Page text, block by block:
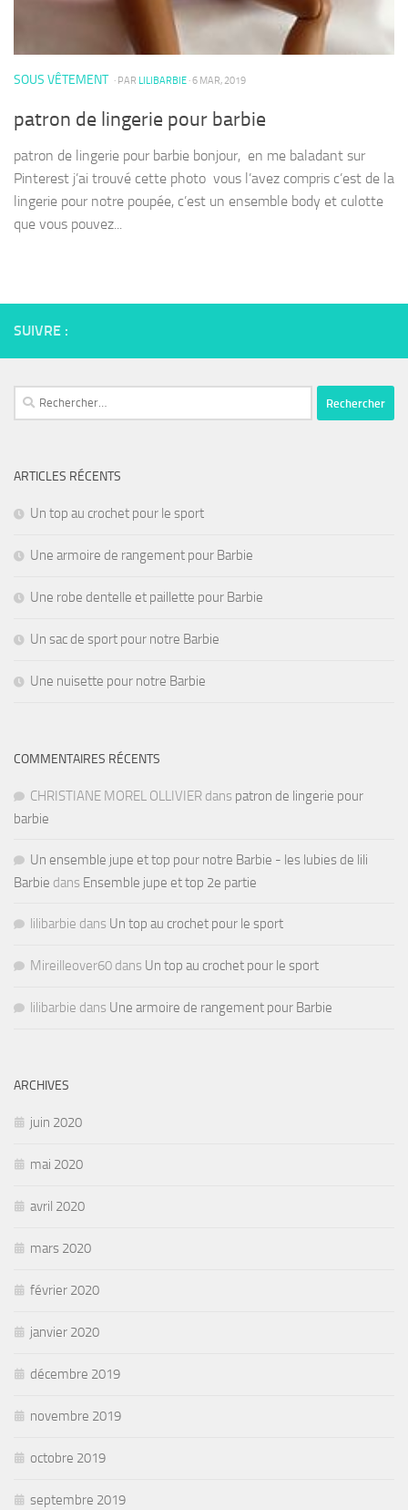
SOUS VÊTEMENT · PAR LILIBARBIE · 6 MAR, 2019
patron de lingerie pour barbie
patron de lingerie pour barbie bonjour, en me baladant sur
Pinterest j’ai trouvé cette photo vous l’avez compris c’est de la
lingerie pour notre poupée, c’est un ensemble body et culotte
que vous pouvez...
SUIVRE :
Rechercher :
ARTICLES RÉCENTS
Un top au crochet pour le sport
Une armoire de rangement pour Barbie
Une robe dentelle et paillette pour Barbie
Un sac de sport pour notre Barbie
Une nuisette pour notre Barbie
COMMENTAIRES RÉCENTS
CHRISTIANE MOREL OLLIVIER dans patron de lingerie pour
barbie
Un ensemble jupe et top pour notre Barbie - les lubies de lili
Barbie dans Ensemble jupe et top 2e partie
lilibarbie dans Un top au crochet pour le sport
Mireilleover60 dans Un top au crochet pour le sport
lilibarbie dans Une armoire de rangement pour Barbie
ARCHIVES
juin 2020
mai 2020
avril 2020
mars 2020
février 2020
janvier 2020
décembre 2019
novembre 2019
octobre 2019
septembre 2019